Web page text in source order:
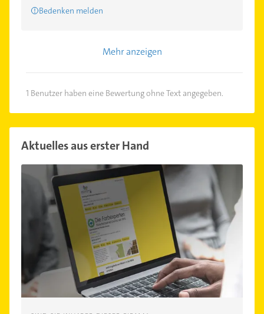
Bedenken melden
Mehr anzeigen
1 Benutzer haben eine Bewertung ohne Text angegeben.
Aktuelles aus erster Hand